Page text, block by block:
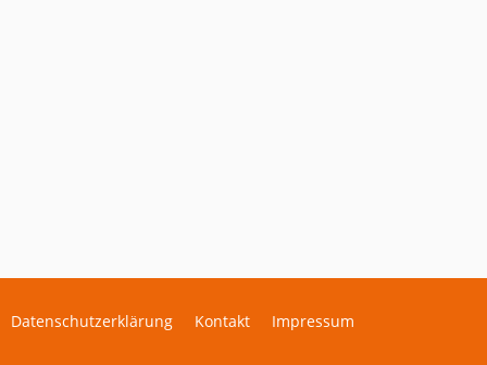
Datenschutzerklärung Kontakt Impressum